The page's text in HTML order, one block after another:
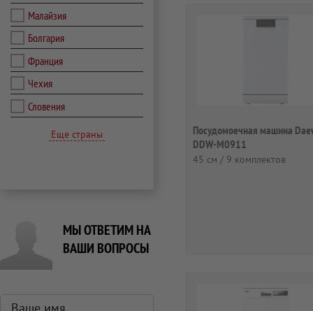
Малайзия
Болгария
Франция
Чехия
Словения
Еще страны
МЫ ОТВЕТИМ НА
ВАШИ ВОПРОСЫ
Посудомоечная машина
DDW-M0911
45 см / 9 комплектов